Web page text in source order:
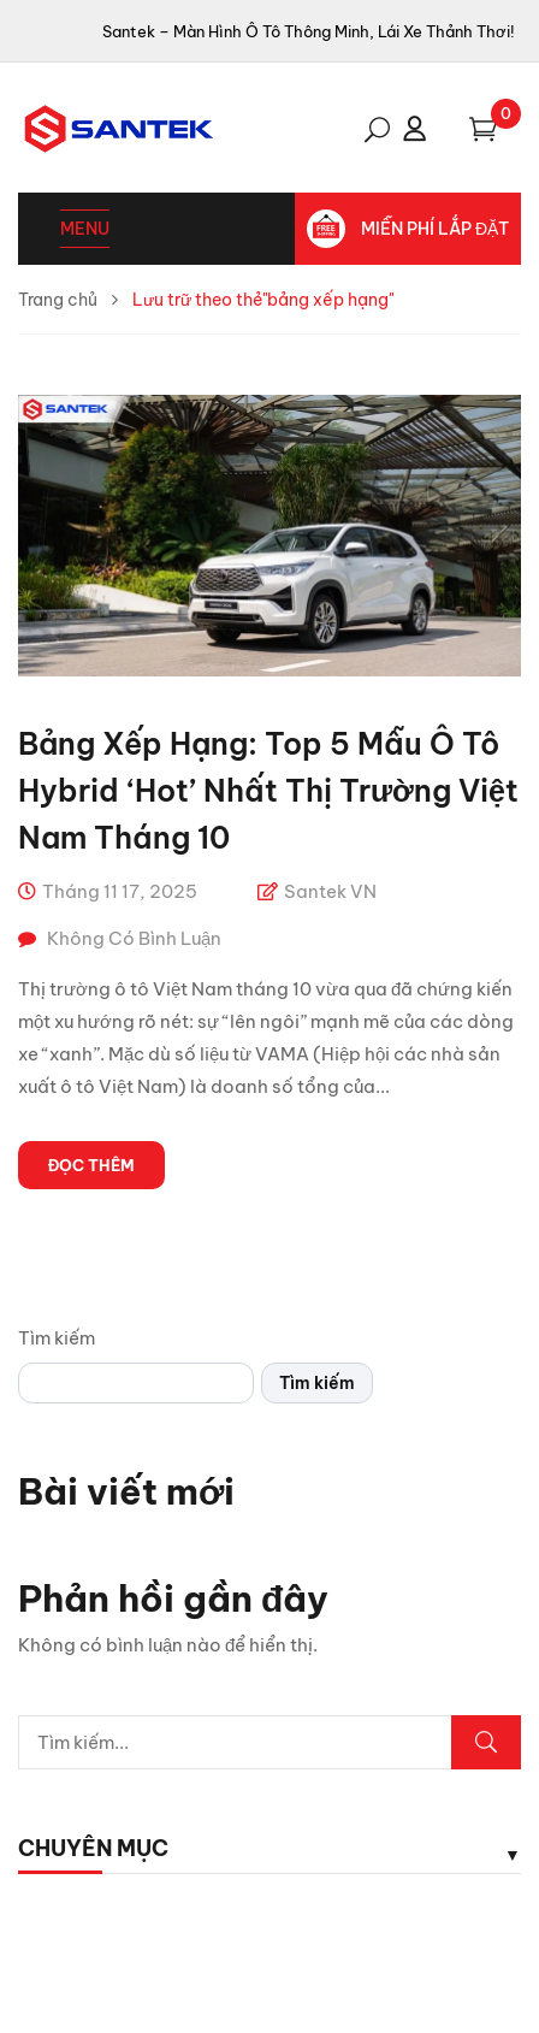
Santek – Màn Hình Ô Tô Thông Minh, Lái Xe Thảnh Thơi!
0
MENU MIỄN PHÍ LẮP ĐẶT
Trang chủ Lưu trữ theo thẻ"bảng xếp hạng"
Tìm kiếm
Tìm kiếm
Bài viết mới
5 vị trí trên ô tô cần kiểm tra ngay sau mưa lớn
nhiêu?
5 phụ kiện ô tô giá rẻ nhưng cực kỳ cần thiết cho tài xế
Phản hồi gần đây
Không có bình luận nào để hiển thị.
CHUYÊN MỤC
Bảng Xếp Hạng: Top 5 Mẫu Ô Tô
Hybrid ‘hot’ Nhất Thị Trường Việt
Nam Tháng 10
Tháng 11 17, 2025 Santek VN
Không Có Bình Luận
Thị trường ô tô Việt Nam tháng 10 vừa qua đã chứng kiến
một xu hướng rõ nét: sự “lên ngôi” mạnh mẽ của các dòng
xe “xanh”. Mặc dù số liệu từ VAMA (Hiệp hội các nhà sản
xuất ô tô Việt Nam) là doanh số tổng của...
ĐỌC THÊM